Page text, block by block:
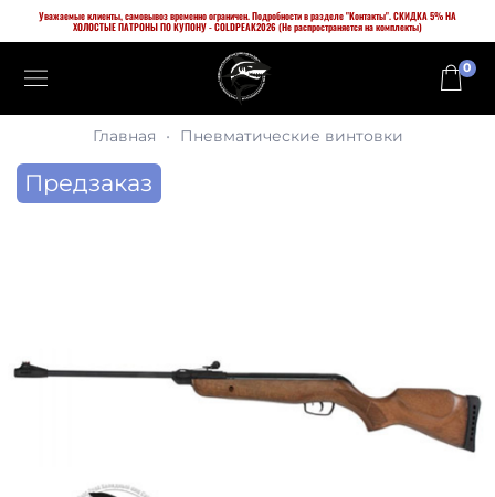
Уважаемые клиенты, самовывоз временно ограничен. Подробности в разделе "Контакты". СКИДКА 5% НА
ХОЛОСТЫЕ ПАТРОНЫ ПО КУПОНУ - COLDPEAK2026 (Не распространяется на комплекты)
0
Главная Пневматические винтовки
Предзаказ